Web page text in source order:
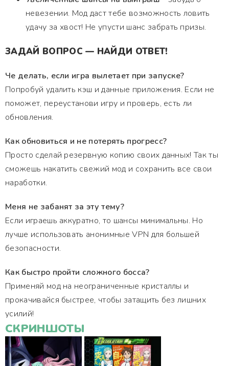
невезении. Мод даст тебе возможность ловить
удачу за хвост! Не упусти шанс забрать призы.
ЗАДАЙ ВОПРОС — НАЙДИ ОТВЕТ!
Че делать, если игра вылетает при запуске?
Попробуй удалить кэш и данные приложения. Если не
поможет, переустанови игру и проверь, есть ли
обновления.
Как обновиться и не потерять прогресс?
Просто сделай резервную копию своих данных! Так ты
сможешь накатить свежий мод и сохранить все свои
наработки.
Меня не забанят за эту тему?
Если играешь аккуратно, то шансы минимальны. Но
лучше использовать анонимные VPN для большей
безопасности.
Как быстро пройти сложного босса?
Применяй мод на неограниченные кристаллы и
прокачивайся быстрее, чтобы затащить без лишних
усилий!
СКРИНШОТЫ